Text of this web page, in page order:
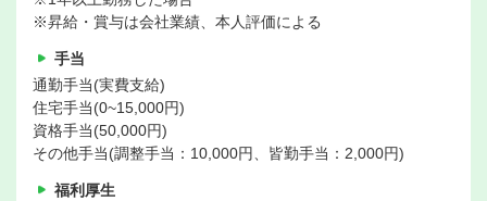
※昇給・賞与は会社業績、本人評価による
手当
通勤手当(実費支給)
住宅手当(0~15,000円)
資格手当(50,000円)
その他手当(調整手当：10,000円、皆勤手当：2,000円)
福利厚生